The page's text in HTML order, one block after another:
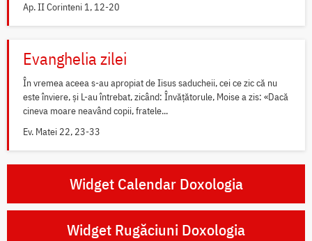
Ap. II Corinteni 1, 12-20
Evanghelia zilei
În vremea aceea s-au apropiat de Iisus saducheii, cei ce zic că nu
este înviere, și L-au întrebat, zicând: Învățătorule, Moise a zis: «Dacă
cineva moare neavând copii, fratele...
Ev. Matei 22, 23-33
Widget Calendar Doxologia
Widget Rugăciuni Doxologia